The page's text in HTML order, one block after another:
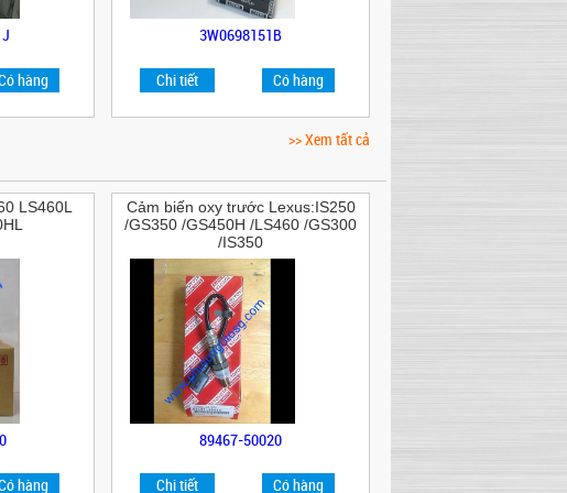
hàng
3W0698151B
Chi tiết Có hàng
>> Xem tất cả
LS460L
hàng
Cảm biến oxy trước Lexus:IS250
/GS350 /GS450H /LS460 /GS300
/IS350
89467-50020
Chi tiết Có hàng